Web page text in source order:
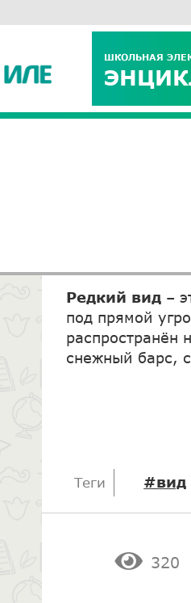
ШКОЛЬНАЯ
Редкий вид –
под прямой
распространён
снежный барс,
Теги #вид
320